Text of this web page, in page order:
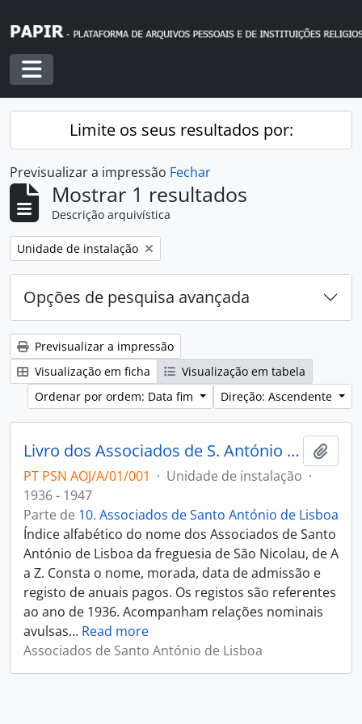
Toggle navigation
Limite os seus resultados por:
Previsualizar a impressão Fechar
Mostrar 1 resultados
Descrição arquivística
Remover filtro:
Unidade de instalação
Opções de pesquisa avançada
Previsualizar a impressão
Visualização em ficha
Visualização em tabela
Ordenar por ordem: Data fim
Direção: Ascendente
Livro dos Associados de S. António de Lisboa da freguesia de São Nicolau de Lisboa
PT PSN AOJ/A/01/001 · Unidade de instalação ·
1936 - 1947
Parte de 10. Associados de Santo António de Lisboa
Índice alfabético do nome dos Associados de Santo
António de Lisboa da freguesia de São Nicolau, de A
a Z. Consta o nome, morada, data de admissão e
registo de anuais pagos. Os registos são referentes
ao ano de 1936. Acompanham relações nominais
avulsas… Read more
Associados de Santo António de Lisboa